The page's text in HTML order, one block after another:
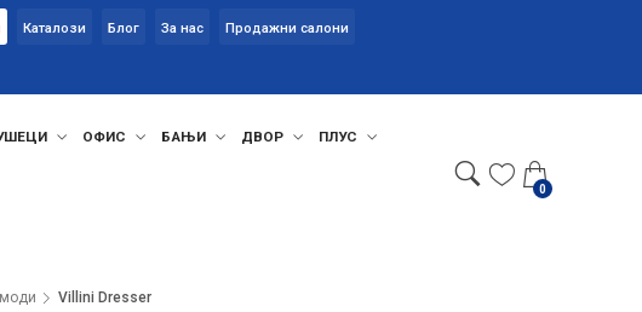
Каталози Блог За нас Продажни салони
ОФИС БАЊИ ДВОР ПЛУС
0
Villini Dresser